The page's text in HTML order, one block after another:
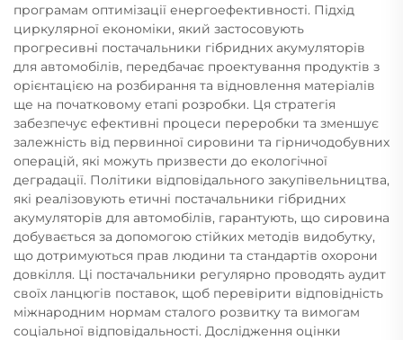
програмам оптимізації енергоефективності. Підхід
циркулярної економіки, який застосовують
прогресивні постачальники гібридних акумуляторів
для автомобілів, передбачає проектування продуктів з
орієнтацією на розбирання та відновлення матеріалів
ще на початковому етапі розробки. Ця стратегія
забезпечує ефективні процеси переробки та зменшує
залежність від первинної сировини та гірничодобувних
операцій, які можуть призвести до екологічної
деградації. Політики відповідального закупівельництва,
які реалізовують етичні постачальники гібридних
акумуляторів для автомобілів, гарантують, що сировина
добувається за допомогою стійких методів видобутку,
що дотримуються прав людини та стандартів охорони
довкілля. Ці постачальники регулярно проводять аудит
своїх ланцюгів поставок, щоб перевірити відповідність
міжнародним нормам сталого розвитку та вимогам
соціальної відповідальності. Дослідження оцінки